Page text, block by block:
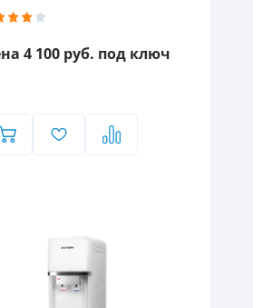
4 100 руб. под ключ